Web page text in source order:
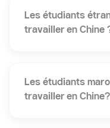
Les étudiants
travailler en Chine
Les étudiants
travailler en Chine?